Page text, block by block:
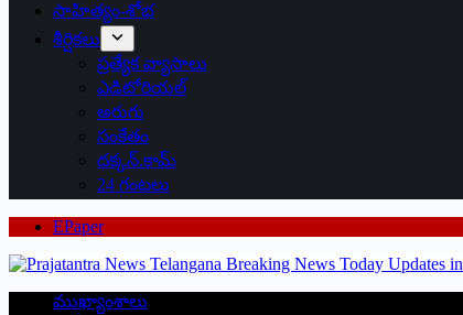
సాహిత్యం-శోభ
శీర్షికలు
ప్రత్యేక వ్యాసాలు
ఎడిటోరియల్
అరుగు
సంకేతం
దక్కన్.కామ్
24 గంటలు
EPaper
ముఖ్యాంశాలు